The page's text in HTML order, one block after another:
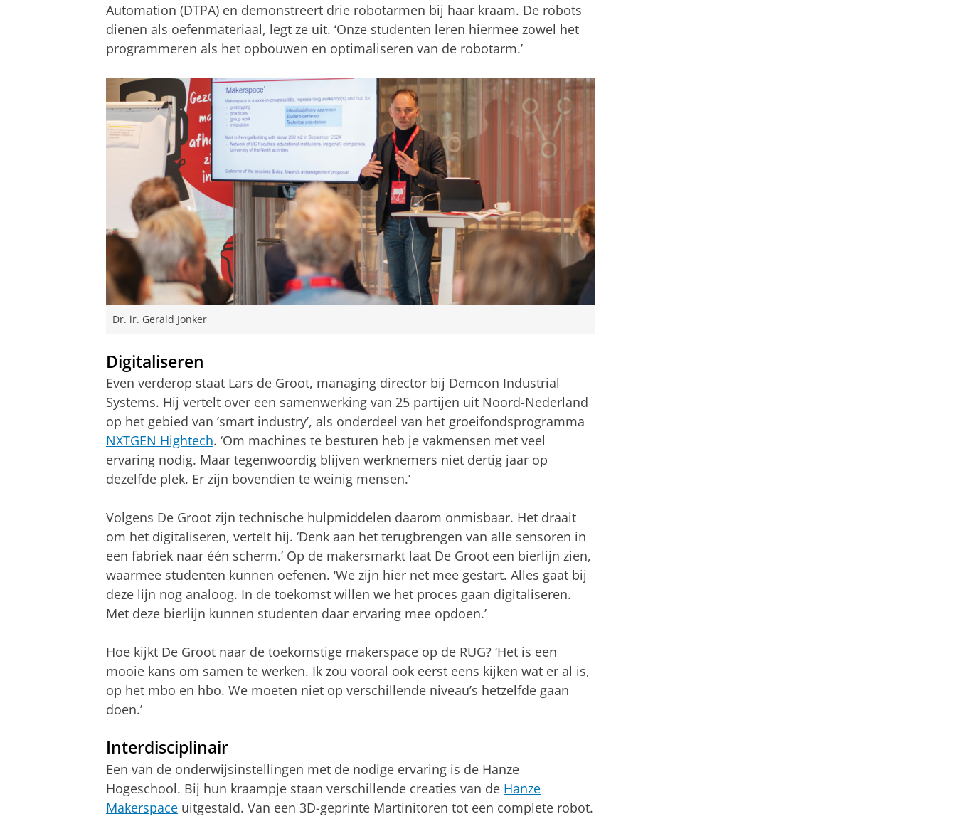
Automation (DTPA) en demonstreert drie robotarmen bij haar kraam. De robots
dienen als oefenmateriaal, legt ze uit. ‘Onze studenten leren hiermee zowel het
programmeren als het opbouwen en optimaliseren van de robotarm.’
Dr. ir. Gerald Jonker
Digitaliseren
Even verderop staat Lars de Groot, managing director bij Demcon Industrial
Systems. Hij vertelt over een samenwerking van 25 partijen uit Noord-Nederland
op het gebied van ‘smart industry’, als onderdeel van het groeifondsprogramma
NXTGEN Hightech. ‘Om machines te besturen heb je vakmensen met veel
ervaring nodig. Maar tegenwoordig blijven werknemers niet dertig jaar op
dezelfde plek. Er zijn bovendien te weinig mensen.’
Volgens De Groot zijn technische hulpmiddelen daarom onmisbaar. Het draait
om het digitaliseren, vertelt hij. ‘Denk aan het terugbrengen van alle sensoren in
een fabriek naar één scherm.’ Op de makersmarkt laat De Groot een bierlijn zien,
waarmee studenten kunnen oefenen. ‘We zijn hier net mee gestart. Alles gaat bij
deze lijn nog analoog. In de toekomst willen we het proces gaan digitaliseren.
Met deze bierlijn kunnen studenten daar ervaring mee opdoen.’
Hoe kijkt De Groot naar de toekomstige makerspace op de RUG? ‘Het is een
mooie kans om samen te werken. Ik zou vooral ook eerst eens kijken wat er al is,
op het mbo en hbo. We moeten niet op verschillende niveau’s hetzelfde gaan
doen.’
Interdisciplinair
Een van de onderwijsinstellingen met de nodige ervaring is de Hanze
Hogeschool. Bij hun kraampje staan verschillende creaties van de Hanze
Makerspace uitgestald. Van een 3D-geprinte Martinitoren tot een complete robot.